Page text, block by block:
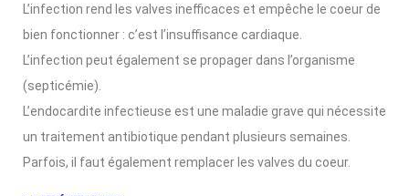
L’infection rend les valves inefficaces et empêche le coeur de
bien fonctionner : c’est l’insuffisance cardiaque.
L’infection peut également se propager dans l’organisme
(septicémie).
L’endocardite infectieuse est une maladie grave qui nécessite
un traitement antibiotique pendant plusieurs semaines.
Parfois, il faut également remplacer les valves du coeur.